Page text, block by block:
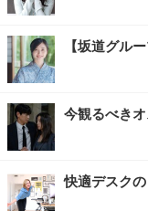
【坂道グル
今観るべき
快適デスク